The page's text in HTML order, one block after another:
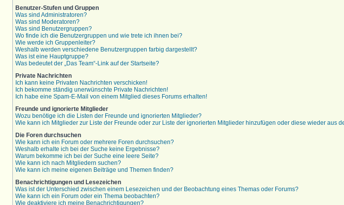
Benutzer-Stufen und Gruppen
Was sind Administratoren?
Was sind Moderatoren?
Was sind Benutzergruppen?
Wo finde ich die Benutzergruppen und wie trete ich ihnen bei?
Wie werde ich Gruppenleiter?
Weshalb werden verschiedene Benutzergruppen farbig dargestellt?
Was ist eine Hauptgruppe?
Was bedeutet der „Das Team“-Link auf der Startseite?
Private Nachrichten
Ich kann keine Privaten Nachrichten verschicken!
Ich bekomme ständig unerwünschte Private Nachrichten!
Ich habe eine Spam-E-Mail von einem Mitglied dieses Forums erhalten!
Freunde und ignorierte Mitglieder
Wozu benötige ich die Listen der Freunde und ignorierten Mitglieder?
Wie kann ich Mitglieder zur Liste der Freunde oder zur Liste der ignorierten Mitglieder hinzufügen oder diese wieder aus
Die Foren durchsuchen
Wie kann ich ein Forum oder mehrere Foren durchsuchen?
Weshalb erhalte ich bei der Suche keine Ergebnisse?
Warum bekomme ich bei der Suche eine leere Seite?
Wie kann ich nach Mitgliedern suchen?
Wie kann ich meine eigenen Beiträge und Themen finden?
Benachrichtigungen und Lesezeichen
Was ist der Unterschied zwischen einem Lesezeichen und der Beobachtung eines Themas oder Forums?
Wie kann ich ein Forum oder ein Thema beobachten?
Wie deaktiviere ich meine Benachrichtigungen?